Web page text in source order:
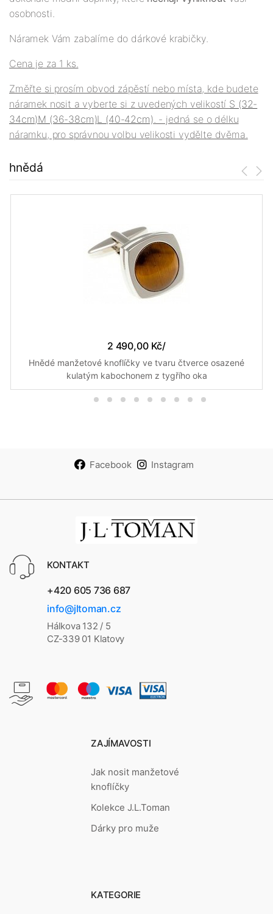
osobnosti.
Náramek Vám zabalíme do dárkové krabičky.
Cena je za 1 ks.
Změřte si prosím obvod zápěstí nebo místa, kde budete
náramek nosit a vyberte si z uvedených velikostí S (32-
34cm)M (36-38cm)L (40-42cm). - jedná se o délku
náramku, pro správnou volbu velikosti vydělte dvěma.
hnědá
2 490,00 Kč/
Hnědé manžetové knoflíčky ve tvaru čtverce osazené
kulatým kabochonem z tygřího oka
Facebook Instagram
KONTAKT
+420 605 736 687
info@jltoman.cz
Hálkova 132 / 5
CZ-339 01 Klatovy
ZAJÍMAVOSTI
Jak nosit manžetové
knoflíčky
Kolekce J.L.Toman
Dárky pro muže
KATEGORIE